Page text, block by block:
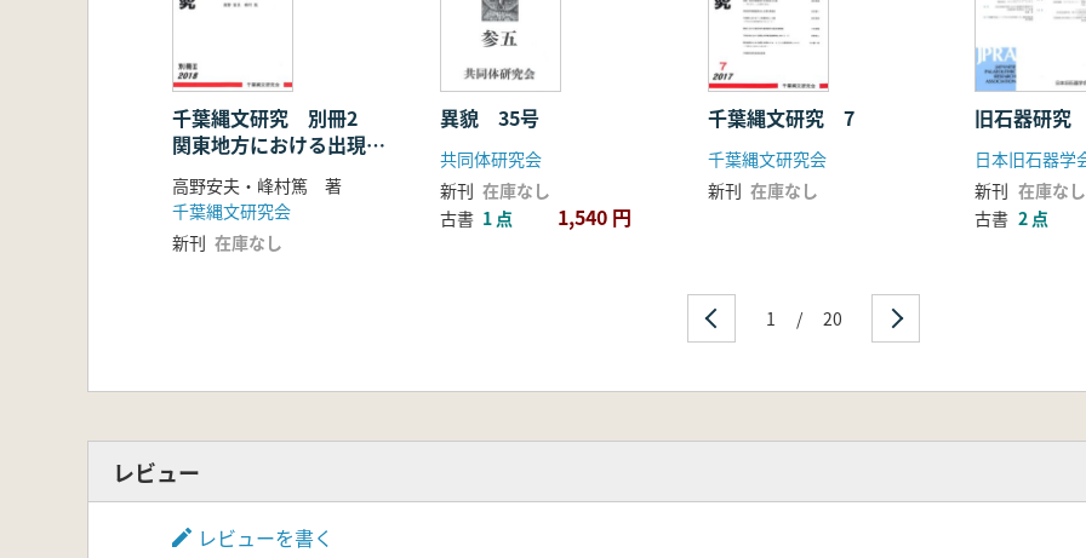
千葉縄文研究 別冊2
関東地方における出現期
押型紋土器の研究
高野安夫・峰村篤 著
千葉縄文研究会
新刊 在庫なし
異貌 35号
共同体研究会
新刊 在庫なし
古書 1 点 1,540 円
千葉縄文研究 7
千葉縄文研究会
新刊 在庫なし
旧石器研
日本旧石器学
新刊 在庫なし
古書 2 点
1 / 20
レビュー
レビューを書く